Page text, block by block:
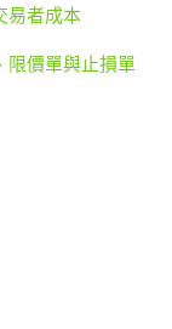
易者成本
限價單與止損單